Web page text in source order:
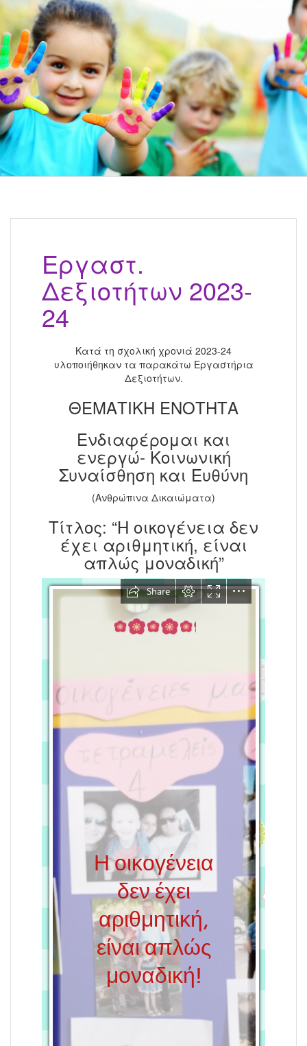
Εργαστ.
Δεξιοτήτων 2023-
24
Κατά τη σχολική χρονιά 2023-24
υλοποιήθηκαν τα παρακάτω Εργαστήρια
Δεξιοτήτων.
ΘΕΜΑΤΙΚΗ ΕΝΟΤΗΤΑ
Ενδιαφέρομαι και
ενεργώ- Κοινωνική
Συναίσθηση και Ευθύνη
(Ανθρώπινα Δικαιώματα)
Τίτλος: “Η οικογένεια δεν
έχει αριθμητική, είναι
απλώς μοναδική”